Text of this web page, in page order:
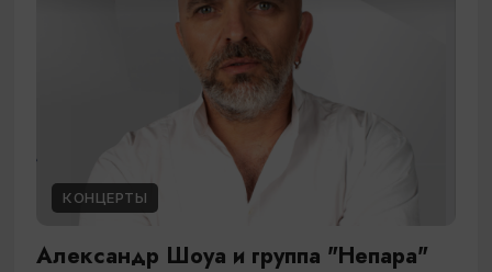
КОНЦЕРТЫ
Александр Шоуа и группа "Непара"